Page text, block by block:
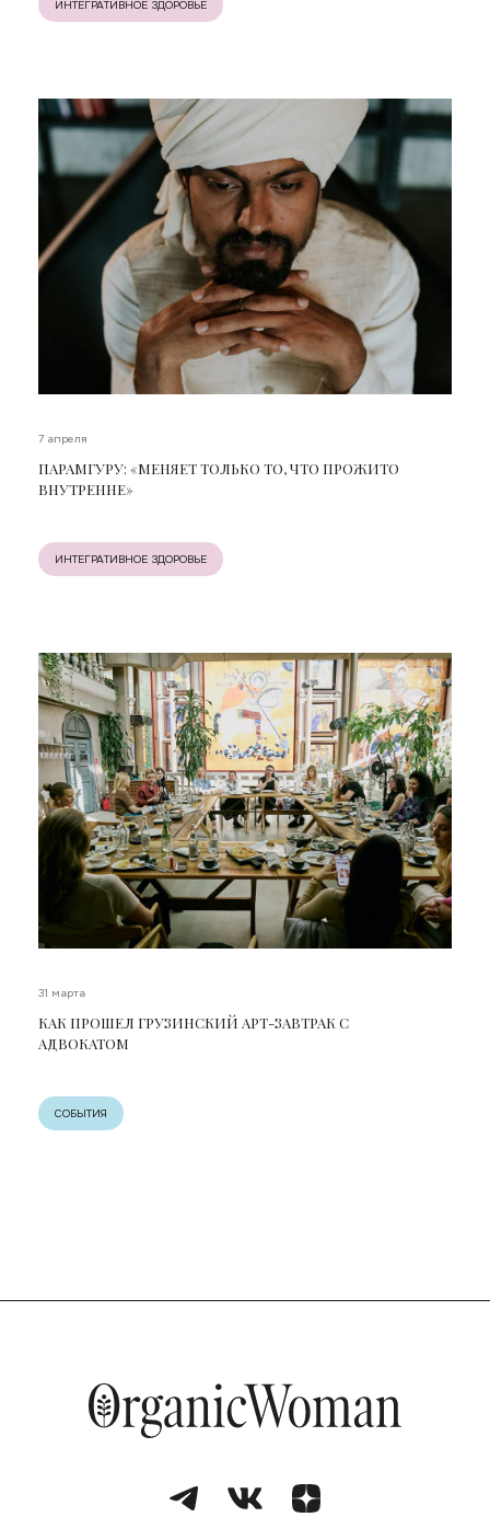
ИНТЕГРАТИВНОЕ ЗДОРОВЬЕ
7 апреля
ПАРАМГУРУ: «МЕНЯЕТ ТОЛЬКО ТО, ЧТО ПРОЖИТО
ВНУТРЕННЕ»
ИНТЕГРАТИВНОЕ ЗДОРОВЬЕ
31 марта
КАК ПРОШЕЛ ГРУЗИНСКИЙ АРТ-ЗАВТРАК С
АДВОКАТОМ
СОБЫТИЯ